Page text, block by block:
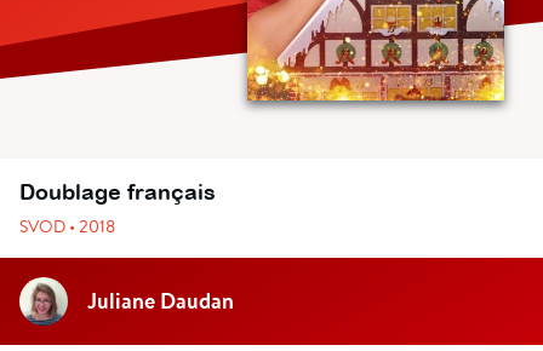
Doublage français
SVOD • 2018
Juliane Daudan